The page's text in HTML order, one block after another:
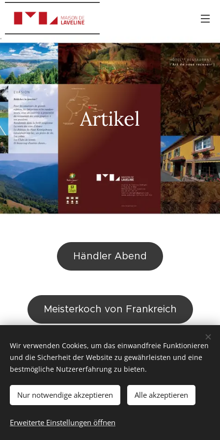
Artikel
Händler Abend
Meisterkoch von Frankreich
Optimisé par de RIGHI
Cookies
Français
American English
Wir verwenden Cookies, um das einwandfreie Funktionieren
und die Sicherheit der Website zu gewährleisten und eine
bestmögliche Nutzererfahrung zu bieten.
Nur notwendige akzeptieren Alle akzeptieren
Erweiterte Einstellungen öffnen